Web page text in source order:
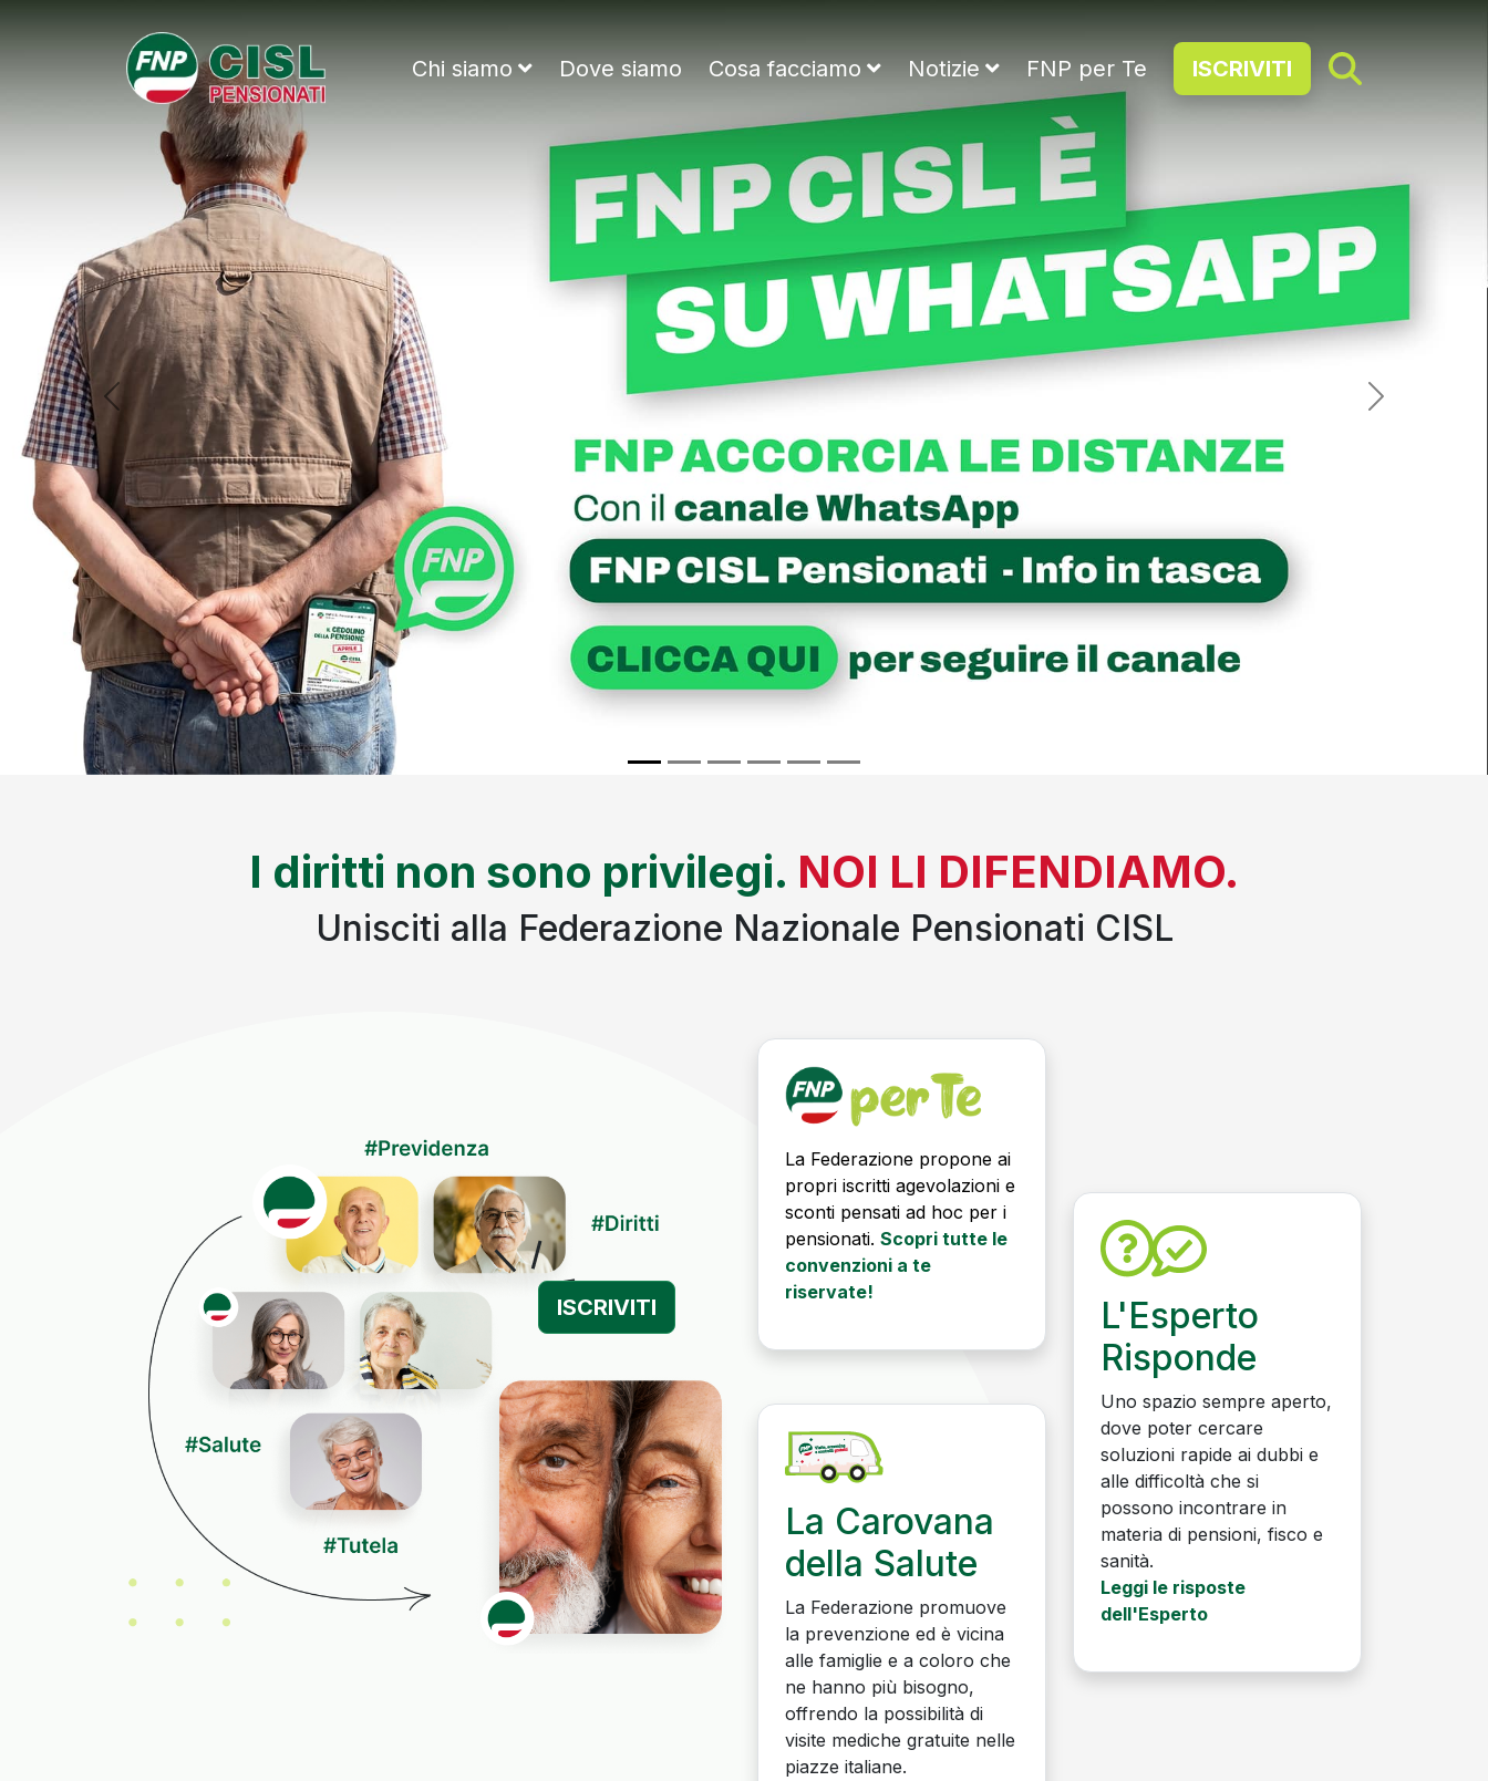
Chi siamo Dove siamo Cosa facciamo Notizie FNP per Te ISCRIVITI
Previous Next
I diritti non sono privilegi. NOI LI DIFENDIAMO.
Unisciti alla Federazione Nazionale Pensionati CISL
ISCRIVITI
La Federazione propone ai
propri iscritti agevolazioni e
sconti pensati ad hoc per i
pensionati. Scopri tutte le
convenzioni a te
riservate!
La Carovana
della Salute
La Federazione promuove
la prevenzione ed è vicina
alle famiglie e a coloro che
ne hanno più bisogno,
offrendo la possibilità di
visite mediche gratuite nelle
piazze italiane.
L'Esperto
Risponde
Uno spazio sempre aperto,
dove poter cercare
soluzioni rapide ai dubbi e
alle difficoltà che si
possono incontrare in
materia di pensioni, fisco e
sanità.
Leggi le risposte
dell'Esperto